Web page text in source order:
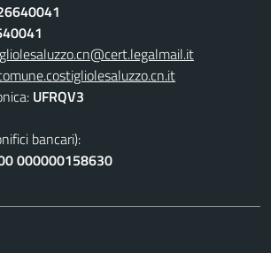
UFRQV3
bancari):
000000158630